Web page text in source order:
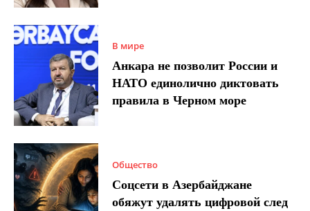
В мире
Анкара не позволит России и
НАТО единолично диктовать
правила в Черном море
Общество
Соцсети в Азербайджане
обяжут удалять цифровой след